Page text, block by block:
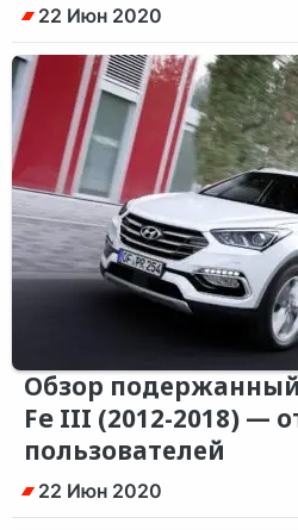
22 Июн 2020
Обзор
Fe III (2012-2018) —
пользователей
22 Июн 2020